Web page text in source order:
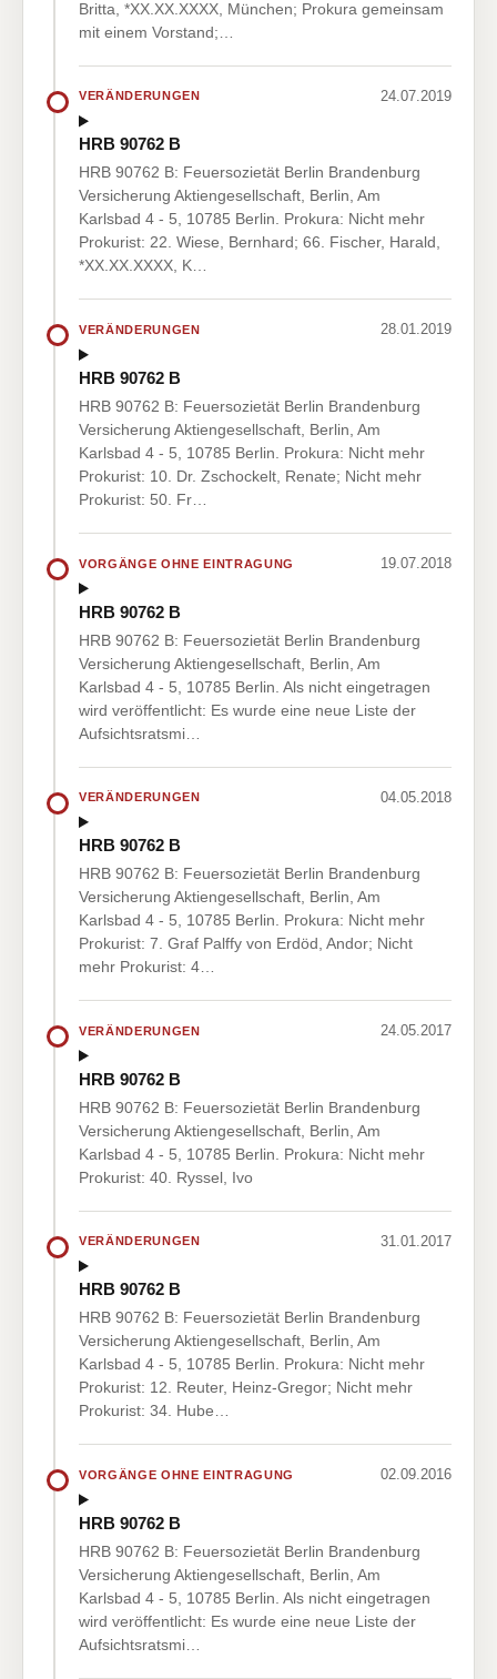
Britta, *XX.XX.XXXX, München; Prokura gemeinsam
mit einem Vorstand;…
VERÄNDERUNGEN 24.07.2019
HRB 90762 B
HRB 90762 B: Feuersozietät Berlin Brandenburg
Versicherung Aktiengesellschaft, Berlin, Am
Karlsbad 4 - 5, 10785 Berlin. Prokura: Nicht mehr
Prokurist: 22. Wiese, Bernhard; 66. Fischer, Harald,
*XX.XX.XXXX, K…
VERÄNDERUNGEN 28.01.2019
HRB 90762 B
HRB 90762 B: Feuersozietät Berlin Brandenburg
Versicherung Aktiengesellschaft, Berlin, Am
Karlsbad 4 - 5, 10785 Berlin. Prokura: Nicht mehr
Prokurist: 10. Dr. Zschockelt, Renate; Nicht mehr
Prokurist: 50. Fr…
VORGÄNGE OHNE EINTRAGUNG 19.07.2018
HRB 90762 B
HRB 90762 B: Feuersozietät Berlin Brandenburg
Versicherung Aktiengesellschaft, Berlin, Am
Karlsbad 4 - 5, 10785 Berlin. Als nicht eingetragen
wird veröffentlicht: Es wurde eine neue Liste der
Aufsichtsratsmi…
VERÄNDERUNGEN 04.05.2018
HRB 90762 B
HRB 90762 B: Feuersozietät Berlin Brandenburg
Versicherung Aktiengesellschaft, Berlin, Am
Karlsbad 4 - 5, 10785 Berlin. Prokura: Nicht mehr
Prokurist: 7. Graf Palffy von Erdöd, Andor; Nicht
mehr Prokurist: 4…
VERÄNDERUNGEN 24.05.2017
HRB 90762 B
HRB 90762 B: Feuersozietät Berlin Brandenburg
Versicherung Aktiengesellschaft, Berlin, Am
Karlsbad 4 - 5, 10785 Berlin. Prokura: Nicht mehr
Prokurist: 40. Ryssel, Ivo
VERÄNDERUNGEN 31.01.2017
HRB 90762 B
HRB 90762 B: Feuersozietät Berlin Brandenburg
Versicherung Aktiengesellschaft, Berlin, Am
Karlsbad 4 - 5, 10785 Berlin. Prokura: Nicht mehr
Prokurist: 12. Reuter, Heinz-Gregor; Nicht mehr
Prokurist: 34. Hube…
VORGÄNGE OHNE EINTRAGUNG 02.09.2016
HRB 90762 B
HRB 90762 B: Feuersozietät Berlin Brandenburg
Versicherung Aktiengesellschaft, Berlin, Am
Karlsbad 4 - 5, 10785 Berlin. Als nicht eingetragen
wird veröffentlicht: Es wurde eine neue Liste der
Aufsichtsratsmi…